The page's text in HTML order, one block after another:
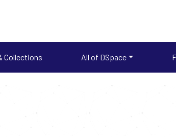
Collections All of DSpace